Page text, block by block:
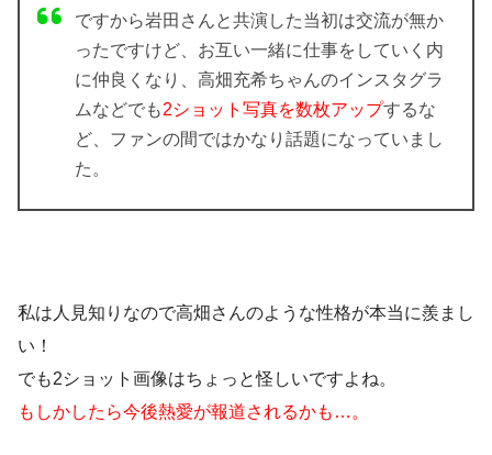
ですから岩田さんと共演した当初は交流が無か
ったですけど、お互い一緒に仕事をしていく内
に仲良くなり、高畑充希ちゃんのインスタグラ
ムなどでも2ショット写真を数枚アップするな
ど、ファンの間ではかなり話題になっていまし
た。
私は人見知りなので高畑さんのような性格が本当に羨まし
い！
でも2ショット画像はちょっと怪しいですよね。
もしかしたら今後熱愛が報道されるかも…。